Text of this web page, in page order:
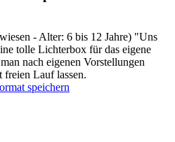
- Alter: 6 bis 12 Jahre) "Uns
tolle Lichterbox für das eigene
nach eigenen Vorstellungen
freien Lauf lassen.
speichern